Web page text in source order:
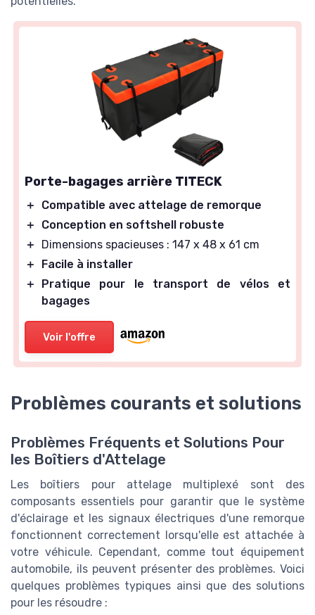
Porte-bagages arrière TITECK
＋
Compatible avec attelage de remorque
＋
Conception en softshell robuste
＋
Dimensions spacieuses : 147 x 48 x 61 cm
＋
Facile à installer
＋
Pratique pour le transport de vélos et
bagages
Voir l'offre
Problèmes courants et solutions
Problèmes Fréquents et Solutions Pour
les Boîtiers d'Attelage
Les boîtiers pour attelage multiplexé sont des
composants essentiels pour garantir que le système
d'éclairage et les signaux électriques d'une remorque
fonctionnent correctement lorsqu'elle est attachée à
votre véhicule. Cependant, comme tout équipement
automobile, ils peuvent présenter des problèmes. Voici
quelques problèmes typiques ainsi que des solutions
pour les résoudre :